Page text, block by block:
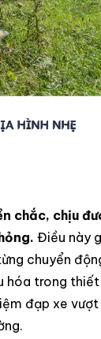
chắc, chịu
Điều này
chuyển
hóa trong
đạp xe